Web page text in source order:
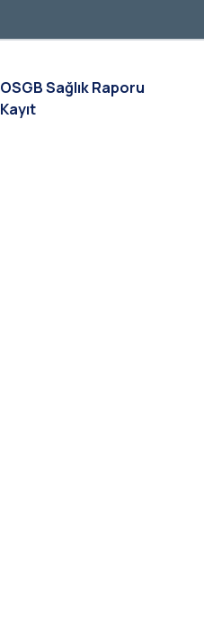
OSGB Sağlık Raporu
Kayıt